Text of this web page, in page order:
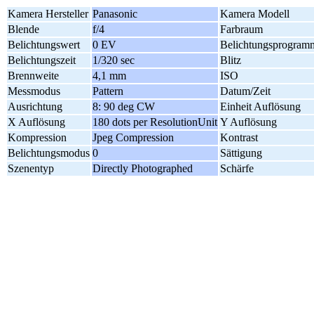
Kamera Hersteller Panasonic
Kamera Modell
Blende
f/4
Farbraum
Belichtungswert
0 EV
Belichtungszeit
1/320 sec
Blitz
Brennweite
4,1 mm
ISO
Messmodus
Pattern
Datum/Zeit
Ausrichtung
8: 90 deg CW
Einheit Auflösung
X Auflösung
180 dots per ResolutionUnit Y Auflösung
Kompression
Jpeg Compression
Kontrast
Belichtungsmodus 0
Sättigung
Szenentyp
Directly Photographed Schärfe